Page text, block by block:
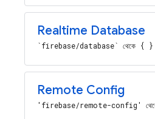
Realtime Database
`firebase/database` থেকে { }
Remote Config
'firebase/remote-config'